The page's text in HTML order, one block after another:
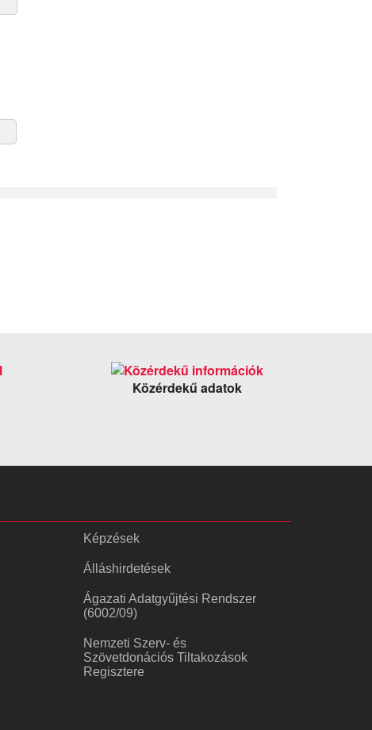
Közérdekű adatok
Képzések
Álláshirdetések
Ágazati Adatgyűjtési Rendszer
(6002/09)
Nemzeti Szerv- és
Szövetdonációs Tiltakozások
Regisztere